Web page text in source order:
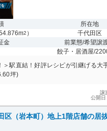
2 ）
所在地
千代田区
金
前業態/希望譲
餃子・居酒屋/
＞駅直結！好評レシピが引継げる大
坪)
譲
公開
区（岩本町）地上1階店舗の居